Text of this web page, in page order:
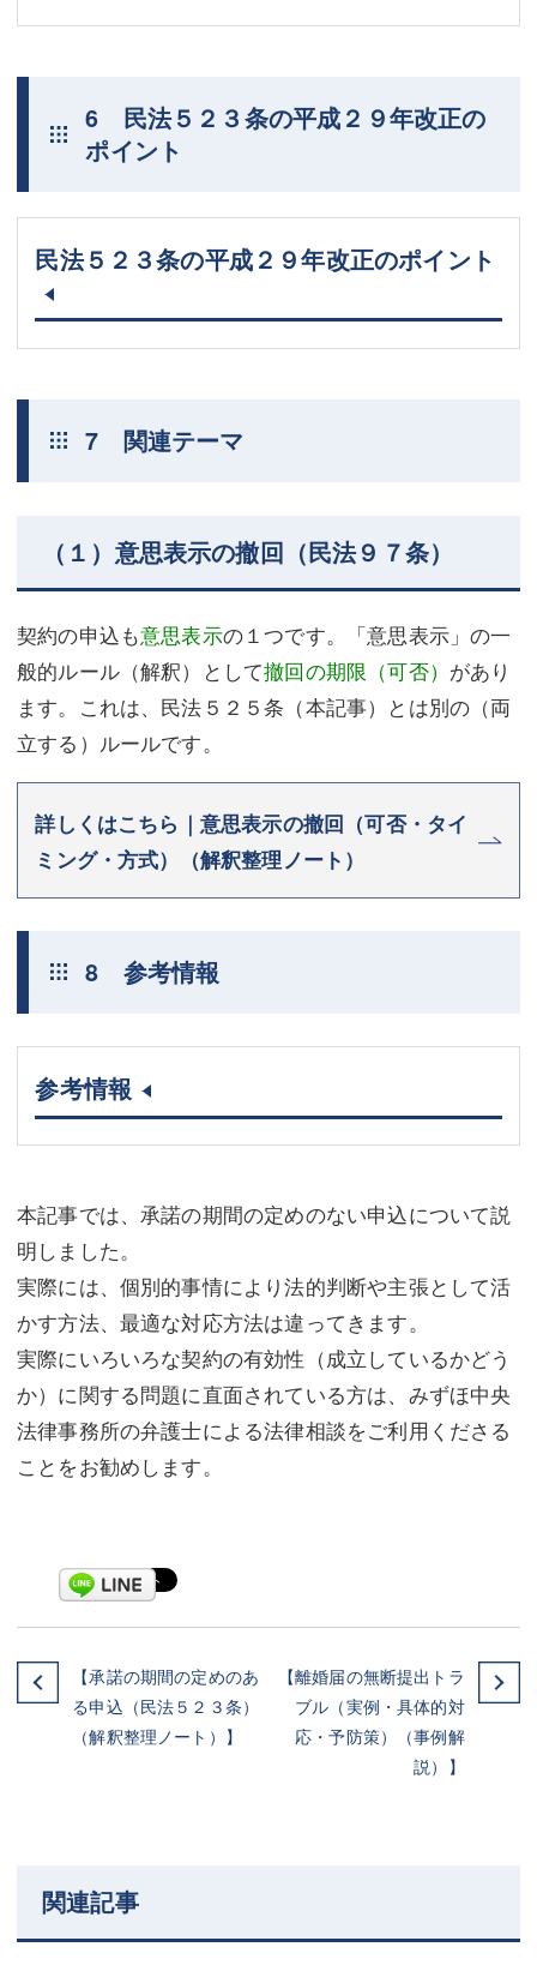
6 民法５２３条の平成２９年改正の
ポイント
民法５２３条の平成２９年改正のポイント
7 関連テーマ
（１）意思表示の撤回（民法９７条）
契約の申込も意思表示の１つです。「意思表示」の一
般的ルール（解釈）として撤回の期限（可否） があり
ます。これは、民法５２５条（本記事）とは別の（両
立する）ルールです。
詳しくはこちら｜意思表示の撤回（可否・タイ
ミング・方式）（解釈整理ノート）
8 参考情報
参考情報
本記事では、承諾の期間の定めのない申込について説
明しました。
実際には、個別的事情により法的判断や主張として活
かす方法、最適な対応方法は違ってきます。
実際にいろいろな契約の有効性（成立しているかどう
か）に関する問題に直面されている方は、みずほ中央
法律事務所の弁護士による法律相談をご利用くださる
ことをお勧めします。
【承諾の期間の定めのあ
る申込（民法５２３条）
（解釈整理ノート）】
【離婚届の無断提出トラ
ブル（実例・具体的対
応・予防策）（事例解
説）】
関連記事